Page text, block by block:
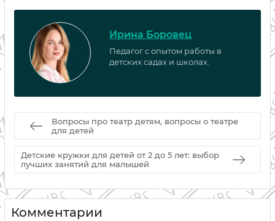
Ирина Боровец
Педагог с опытом работы в
детских садах и школах.
Вопросы про театр детям, вопросы о театре
для детей
Детские кружки для детей от 2 до 5 лет: выбор
лучших занятий для малышей
Комментарии